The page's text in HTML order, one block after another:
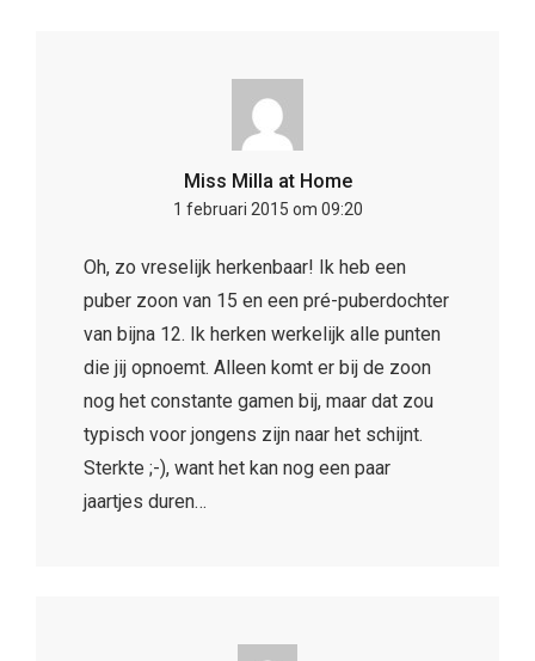
Miss Milla at Home
1 februari 2015 om 09:20
Oh, zo vreselijk herkenbaar! Ik heb een
puber zoon van 15 en een pré-puberdochter
van bijna 12. Ik herken werkelijk alle punten
die jij opnoemt. Alleen komt er bij de zoon
nog het constante gamen bij, maar dat zou
typisch voor jongens zijn naar het schijnt.
Sterkte ;-), want het kan nog een paar
jaartjes duren…